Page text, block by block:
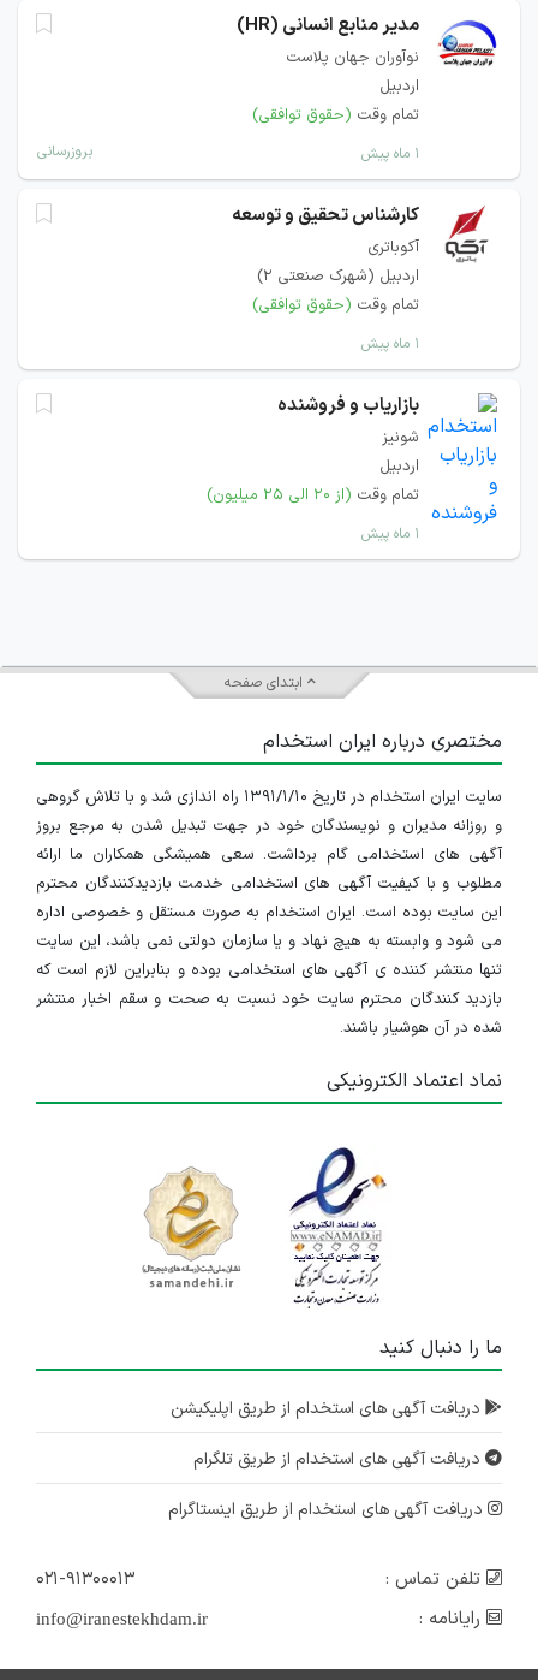
مدیر منابع انسانی (HR)
نوآوران جهان پلاست
اردبیل
تمام وقت (حقوق توافقی)
۱ ماه پیش بروزرسانی
کارشناس تحقیق و توسعه
آکوباتری
اردبیل (شهرک صنعتی 2)
تمام وقت (حقوق توافقی)
۱ ماه پیش
بازاریاب و فروشنده
شونیز
اردبیل
تمام وقت (از ۲۰ الی ۲۵ میلیون)
۱ ماه پیش
ابتدای صفحه
مختصری درباره ایران استخدام
سایت ایران استخدام در تاریخ ۱۳۹۱/۱/۱۰ راه اندازی شد و با تلاش گروهی
و روزانه مدیران و نویسندگان خود در جهت تبدیل شدن به مرجع بروز
آگهی های استخدامی گام برداشت. سعی همیشگی همکاران ما ارائه
مطلوب و با کیفیت آگهی های استخدامی خدمت بازدیدکنندگان محترم
این سایت بوده است. ایران استخدام به صورت مستقل و خصوصی اداره
می شود و وابسته به هیچ نهاد و یا سازمان دولتی نمی باشد، این سایت
تنها منتشر کننده ی آگهی های استخدامی بوده و بنابراین لازم است که
بازدید کنندگان محترم سایت خود نسبت به صحت و سقم اخبار منتشر
شده در آن هوشیار باشند.
نماد اعتماد الکترونیکی
ما را دنبال کنید
دریافت آگهی های استخدام از طریق اپلیکیشن
دریافت آگهی های استخدام از طریق تلگرام
دریافت آگهی های استخدام از طریق اینستاگرام
تلفن تماس :
۰۲۱-۹۱۳۰۰۰۱۳
رایانامه :
info@iranestekhdam.ir